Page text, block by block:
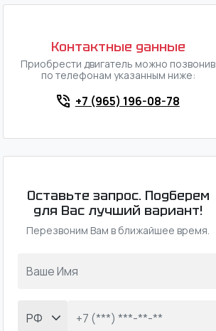
Контактные данные
Приобрести двигатель можно позвонив
по телефонам указанным ниже:
+7 (965) 196-08-78
Оставьте запрос. Подберем
для Вас лучший вариант!
Перезвоним Вам в ближайшее время.